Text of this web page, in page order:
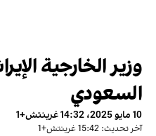
وزير الخارجية
السعودي
10 مايو 2025، 14:32 غرينتش+1
آخر تحديث: 15:42 غرينتش+1